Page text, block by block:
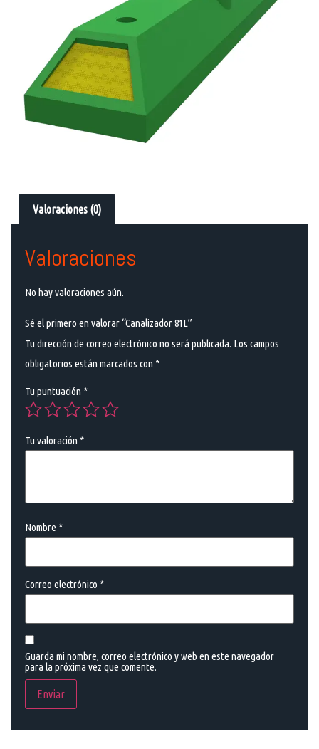
Valoraciones (0)
Valoraciones
No hay valoraciones aún.
Sé el primero en valorar “Canalizador 81L”
Tu dirección de correo electrónico no será publicada. Los campos
obligatorios están marcados con *
Tu puntuación *
Tu valoración *
Nombre *
Correo electrónico *
Guarda mi nombre, correo electrónico y web en este navegador
para la próxima vez que comente.